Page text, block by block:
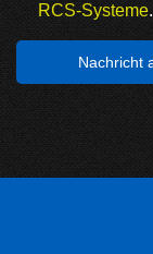
RCS-Systeme.